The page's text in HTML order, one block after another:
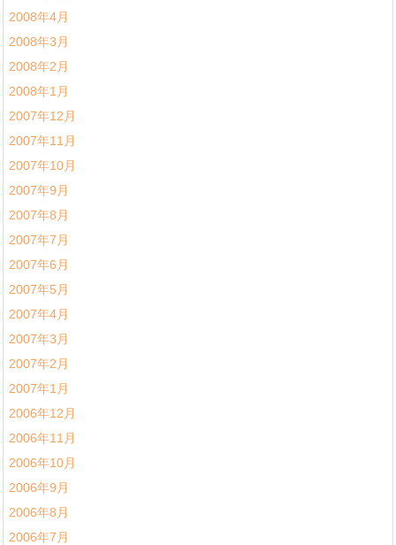
2008年4月
2008年3月
2008年2月
2008年1月
2007年12月
2007年11月
2007年10月
2007年9月
2007年8月
2007年7月
2007年6月
2007年5月
2007年4月
2007年3月
2007年2月
2007年1月
2006年12月
2006年11月
2006年10月
2006年9月
2006年8月
2006年7月